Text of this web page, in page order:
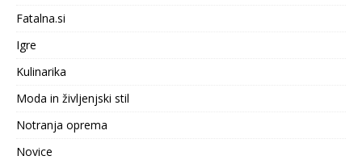
Fatalna.si
Igre
Kulinarika
Moda in življenjski stil
Notranja oprema
Novice